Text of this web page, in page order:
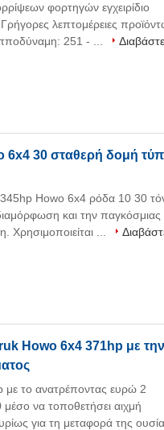
φορτηγών εγχειρίδιο
λεπτομέρειες
251 - ...
Διαβάστε
6x4 30 σταθερή δομή
Howo 6x4 ρόδα 10 30
και την παγκόσμιας
Χρησιμοποιείται ...
Howo 6x4 371hp με την
το ανατρέποντας ευρώ 2
να τοποθετήσει αιχμή
για τη μεταφορά της